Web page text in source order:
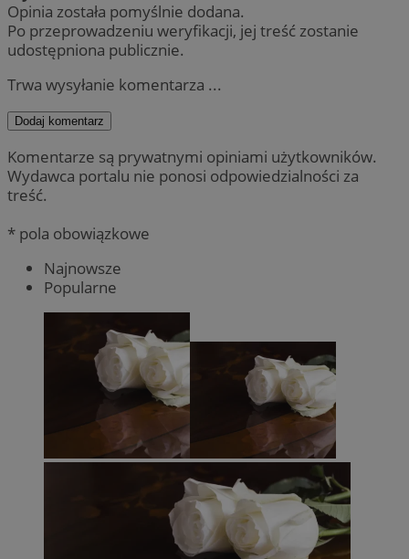
Opinia została pomyślnie dodana.
Po przeprowadzeniu weryfikacji, jej treść zostanie
udostępniona publicznie.
Trwa wysyłanie komentarza ...
Dodaj komentarz
Komentarze są prywatnymi opiniami użytkowników.
Wydawca portalu nie ponosi odpowiedzialności za
treść.
* pola obowiązkowe
Najnowsze
Popularne